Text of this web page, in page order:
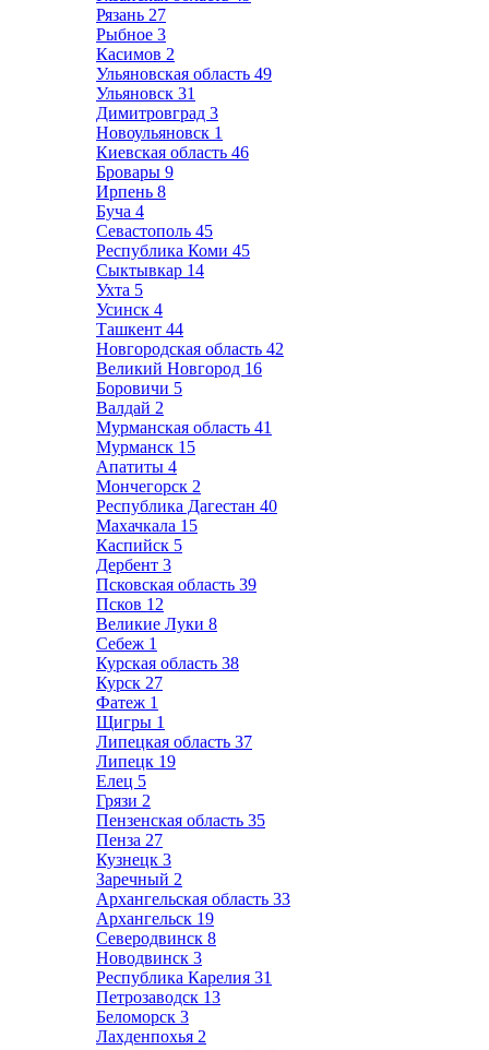
Рязань 27
Рыбное 3
Касимов 2
Ульяновская область 49
Ульяновск 31
Димитровград 3
Новоульяновск 1
Киевская область 46
Бровары 9
Ирпень 8
Буча 4
Севастополь 45
Республика Коми 45
Сыктывкар 14
Ухта 5
Усинск 4
Ташкент 44
Новгородская область 42
Великий Новгород 16
Боровичи 5
Валдай 2
Мурманская область 41
Мурманск 15
Апатиты 4
Мончегорск 2
Республика Дагестан 40
Махачкала 15
Каспийск 5
Дербент 3
Псковская область 39
Псков 12
Великие Луки 8
Себеж 1
Курская область 38
Курск 27
Фатеж 1
Щигры 1
Липецкая область 37
Липецк 19
Елец 5
Грязи 2
Пензенская область 35
Пенза 27
Кузнецк 3
Заречный 2
Архангельская область 33
Архангельск 19
Северодвинск 8
Новодвинск 3
Республика Карелия 31
Петрозаводск 13
Беломорск 3
Лахденпохья 2